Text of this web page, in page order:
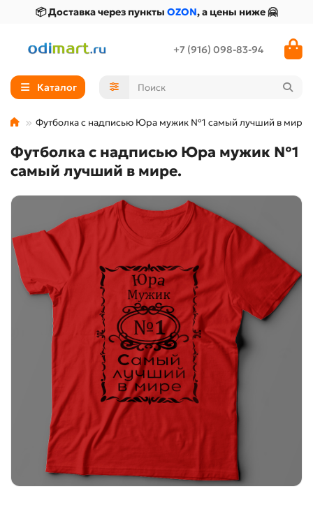
📦 Доставка через пункты OZON, а цены ниже 🤗
+7 (916) 098-83-94
Каталог
Футболка с надписью Юра мужик №1 самый лучший в мире.
Футболка с надписью Юра мужик №1
самый лучший в мире.